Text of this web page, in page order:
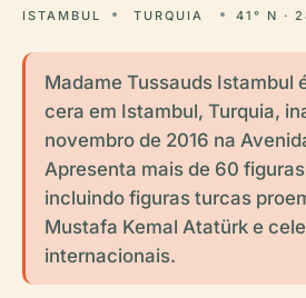
ISTAMBUL TURQUIA 41° N ·
Madame Tussauds Istambul
cera em Istambul, Turquia,
novembro de 2016 na
Apresenta mais de 60
incluindo figuras turcas
Mustafa Kemal Atatürk e
internacionais.